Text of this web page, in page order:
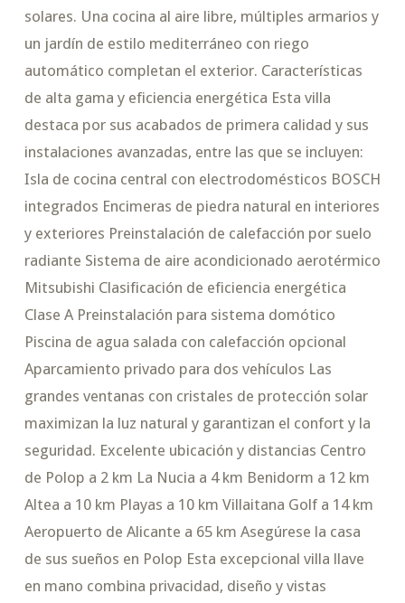
solares. Una cocina al aire libre, múltiples armarios y
un jardín de estilo mediterráneo con riego
automático completan el exterior. Características
de alta gama y eficiencia energética Esta villa
destaca por sus acabados de primera calidad y sus
instalaciones avanzadas, entre las que se incluyen:
Isla de cocina central con electrodomésticos BOSCH
integrados Encimeras de piedra natural en interiores
y exteriores Preinstalación de calefacción por suelo
radiante Sistema de aire acondicionado aerotérmico
Mitsubishi Clasificación de eficiencia energética
Clase A Preinstalación para sistema domótico
Piscina de agua salada con calefacción opcional
Aparcamiento privado para dos vehículos Las
grandes ventanas con cristales de protección solar
maximizan la luz natural y garantizan el confort y la
seguridad. Excelente ubicación y distancias Centro
de Polop a 2 km La Nucia a 4 km Benidorm a 12 km
Altea a 10 km Playas a 10 km Villaitana Golf a 14 km
Aeropuerto de Alicante a 65 km Asegúrese la casa
de sus sueños en Polop Esta excepcional villa llave
en mano combina privacidad, diseño y vistas